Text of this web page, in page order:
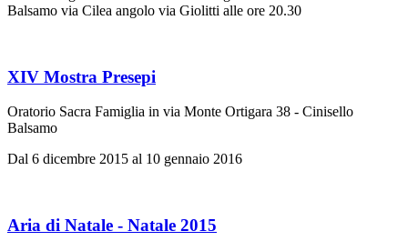
Balsamo via Cilea angolo via Giolitti alle ore 20.30
XIV Mostra Presepi
Oratorio Sacra Famiglia in via Monte Ortigara 38 - Cinisello
Balsamo
Dal 6 dicembre 2015 al 10 gennaio 2016
Aria di Natale - Natale 2015